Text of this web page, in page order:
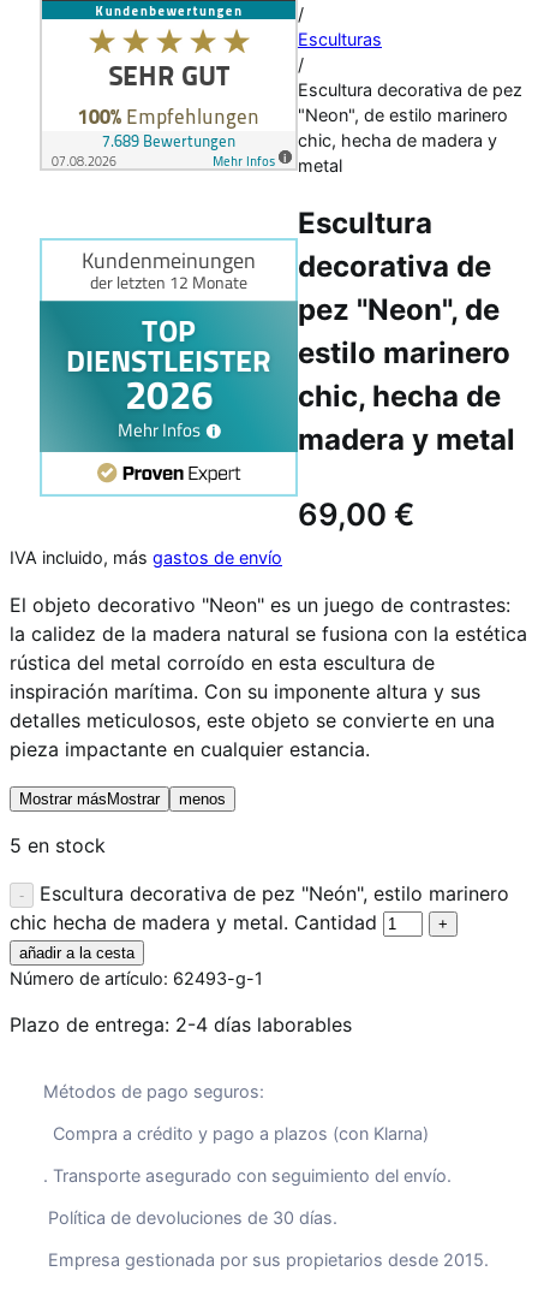
/
Esculturas
/
Escultura decorativa de pez
"Neon", de estilo marinero
chic, hecha de madera y
metal
Escultura
decorativa de
pez "Neon", de
estilo marinero
chic, hecha de
madera y metal
69,00 €
IVA incluido, más gastos de envío
El objeto decorativo "Neon" es un juego de contrastes:
la calidez de la madera natural se fusiona con la estética
rústica del metal corroído en esta escultura de
inspiración marítima. Con su imponente altura y sus
detalles meticulosos, este objeto se convierte en una
pieza impactante en cualquier estancia.
Mostrar másMostrar menos
5 en stock
Escultura decorativa de pez "Neón", estilo marinero
chic hecha de madera y metal. Cantidad
añadir a la cesta
Número de artículo: 62493-g-1
Plazo de entrega: 2-4 días laborables
Métodos de pago seguros:
Compra a crédito y pago a plazos (con Klarna)
. Transporte asegurado con seguimiento del envío.
Política de devoluciones de 30 días.
Empresa gestionada por sus propietarios desde 2015.